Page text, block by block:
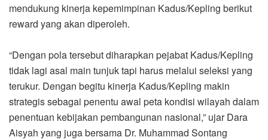
mendukung kinerja kepemimpinan Kadus/Kepling berikut
reward yang akan diperoleh.
“Dengan pola tersebut diharapkan pejabat Kadus/Kepling
tidak lagi asal main tunjuk tapi harus melalui seleksi yang
terukur. Dengan begitu kinerja Kadus/Kepling makin
strategis sebagai penentu awal peta kondisi wilayah dalam
penentuan kebijakan pembangunan nasional,” ujar Dara
Aisyah yang juga bersama Dr. Muhammad Sontang